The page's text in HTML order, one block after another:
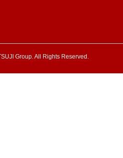
Group. All Rights Reserved.